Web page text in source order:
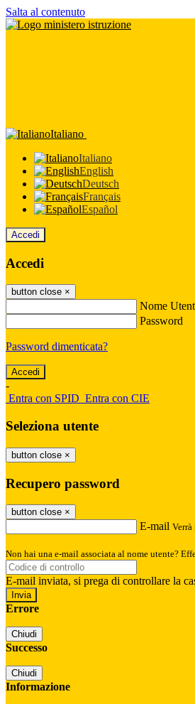
Salta al contenuto
Italiano
Italiano
English
Deutsch
Français
Español
Accedi
Accedi
button close ×
Nome
Password
Password dimenticata?
-
Entra con SPID Entra con CIE
Seleziona utente
button close ×
Recupero password
button close ×
E-mail
Non hai una e-mail associata al nome utente?
E-mail inviata, si prega di controllare la
Errore
Chiudi
Successo
Chiudi
Informazione